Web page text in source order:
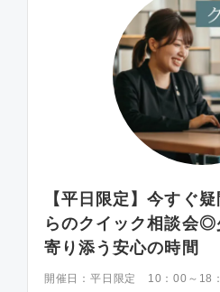
【平日限定】今すぐ
らのクイック相談会◎
寄り添う安心の時間
開催日： 平日限定 10：00～18